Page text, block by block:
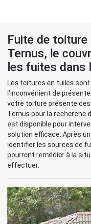
Fuite de toiture
Ternus, le
les fuites dans
Les toitures en tuiles
l’inconvénient de
votre toiture présente
Ternus pour la recherche
est disponible pour
solution efficace. Après
identifier les sources de
pourront remédier à la
effectuer.